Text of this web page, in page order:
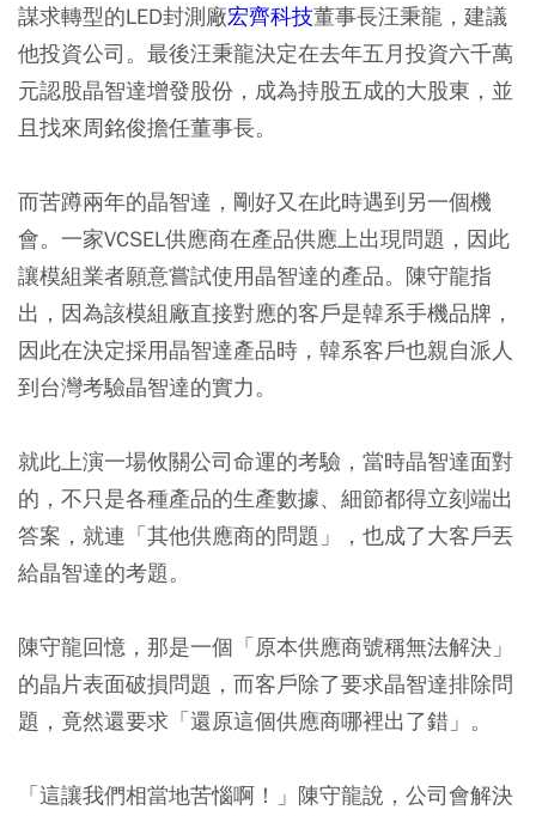
謀求轉型的LED封測廠宏齊科技董事長汪秉龍，建議
他投資公司。最後汪秉龍決定在去年五月投資六千萬
元認股晶智達增發股份，成為持股五成的大股東，並
且找來周銘俊擔任董事長。
而苦蹲兩年的晶智達，剛好又在此時遇到另一個機
會。一家VCSEL供應商在產品供應上出現問題，因此
讓模組業者願意嘗試使用晶智達的產品。陳守龍指
出，因為該模組廠直接對應的客戶是韓系手機品牌，
因此在決定採用晶智達產品時，韓系客戶也親自派人
到台灣考驗晶智達的實力。
就此上演一場攸關公司命運的考驗，當時晶智達面對
的，不只是各種產品的生產數據、細節都得立刻端出
答案，就連「其他供應商的問題」，也成了大客戶丟
給晶智達的考題。
陳守龍回憶，那是一個「原本供應商號稱無法解決」
的晶片表面破損問題，而客戶除了要求晶智達排除問
題，竟然還要求「還原這個供應商哪裡出了錯」。
「這讓我們相當地苦惱啊！」陳守龍說，公司會解決